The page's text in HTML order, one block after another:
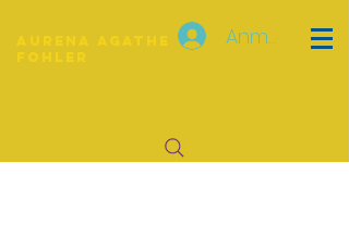
Anmelden